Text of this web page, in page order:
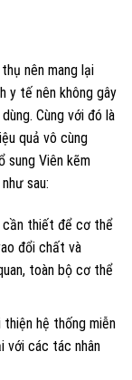
nên mang lại
y tế nên không gây
Cùng với đó là
quả vô cùng
sung Viên kẽm
sau:
cần thiết để cơ thể
đổi chất và
toàn bộ cơ thể
hệ thống miễn
với các tác nhân